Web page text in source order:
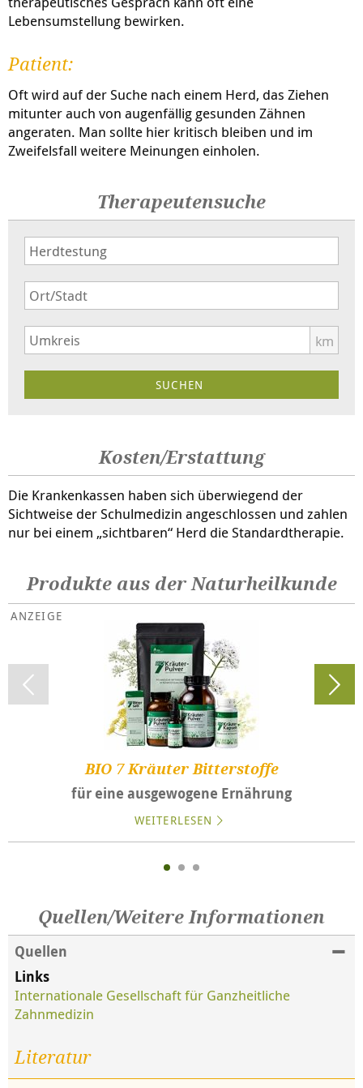
Lebensumstellung bewirken.
Patient:
Oft wird auf der Suche nach einem Herd, das Ziehen
mitunter auch von augenfällig gesunden Zähnen
angeraten. Man sollte hier kritisch bleiben und im
Zweifelsfall weitere Meinungen einholen.
Therapeutensuche
km
Kosten/Erstattung
Die Krankenkassen haben sich überwiegend der
Sichtweise der Schulmedizin angeschlossen und zahlen
nur bei einem „sichtbaren“ Herd die Standardtherapie.
Produkte aus der Naturheilkunde
BIO 7 Kräuter Bitterstoffe
für eine ausgewogene Ernährung
WEITERLESEN
Quellen/Weitere Informationen
Quellen
Links
Internationale Gesellschaft für Ganzheitliche
Zahnmedizin
Literatur